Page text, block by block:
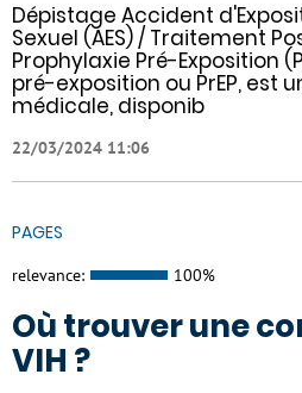
Dépistage Accident
Sexuel (AES) / Traitement
Prophylaxie Pré-Exposition
pré-exposition ou PrEP, est
médicale, disponib
22/03/2024 11:06
PAGES
relevance: 100%
Où trouver une
VIH ?